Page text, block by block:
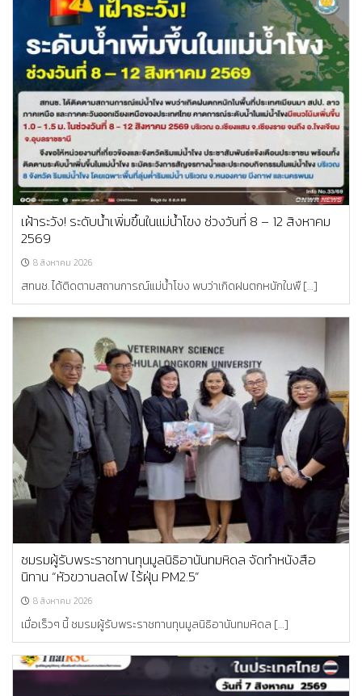
เฝ้าระวัง! ระดับน้ำเพิ่มขึ้นในแม่น้ำโขง ช่วงวันที่ 8 – 12 สิงหาคม
2569
8 สิงหาคม 2026
สทนช. ได้ติดตามสถานการณ์แม่น้ำโขง พบว่าเกิดฝนตกหนักในพื […]
ชมรมผู้รับพระราชทานทุนมูลนิธิอานันทมหิดล จัดทำหนังสือ
นิทาน “หัวขวานลดไฟ ไร้ฝุ่น PM2.5”
8 สิงหาคม 2026
เมื่อเร็วๆ นี้ ชมรมผู้รับพระราชทานทุนมูลนิธิอานันทมหิดล […]